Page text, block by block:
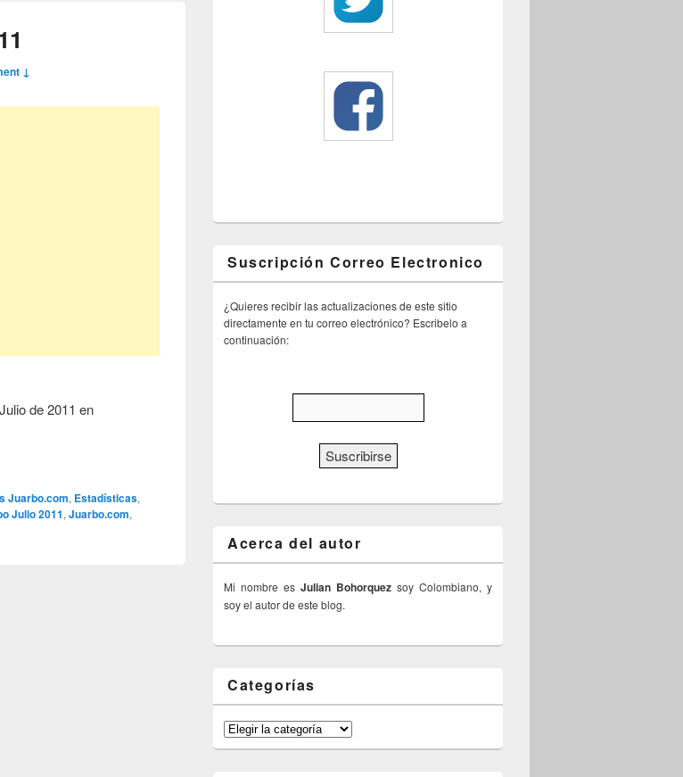
↓
de 2011 en
Juarbo.com, Estadísticas,
Julio 2011,Juarbo.com,
Suscripción Correo Electronico
¿Quieres recibir las actualizaciones de este sitio
directamente en tu correo electrónico? Escribelo a
continuación:
Acerca del autor
Mi nombre es Julian Bohorquez soy Colombiano, y
soy el autor de este blog.
Categorías
Categorías